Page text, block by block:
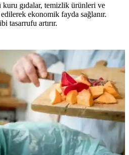
gıdalar, temizlik ürünleri ve
ekonomik fayda sağlanır.
tasarrufu artırır.